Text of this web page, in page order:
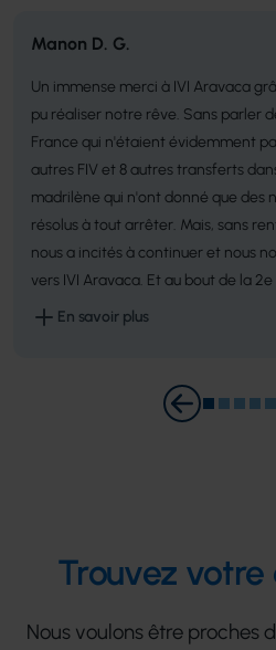
Manon D. G.
Un immense merci à IVI Aravaca
pu réaliser notre rêve. Sans parler
France qui n'étaient évidemment
autres FIV et 8 autres transferts
madrilène qui n'ont donné que des
résolus à tout arrêter. Mais, sans
nous a incités à continuer et nous
vers IVI Aravaca. Et au bout de la
magnifique positif ! Je suis à
correctement remis (entre autres
l'échec). Merci pour votre
En savoir plus
Trouvez votre
Nous voulons être proches